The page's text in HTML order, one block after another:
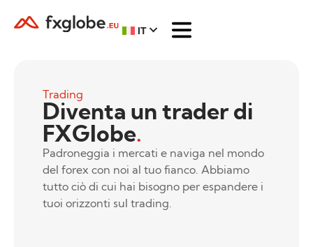
IT
Trading
Diventa un trader di
FXGlobe.
Padroneggia i mercati e naviga nel mondo
del forex con noi al tuo fianco. Abbiamo
tutto ciò di cui hai bisogno per espandere i
tuoi orizzonti sul trading.